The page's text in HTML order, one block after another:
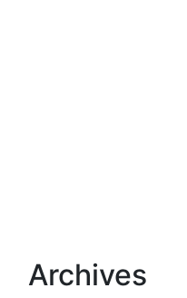
Archives